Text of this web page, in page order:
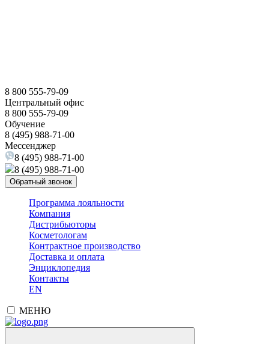
8 800 555-79-09
Центральный офис
8 800 555-79-09
Обучение
8 (495) 988-71-00
Мессенджер
8 (495) 988-71-00
8 (495) 988-71-00
Обратный звонок
Программа лояльности
Компания
Дистрибьюторы
Косметологам
Контрактное производство
Доставка и оплата
Энциклопедия
Контакты
EN
МЕНЮ